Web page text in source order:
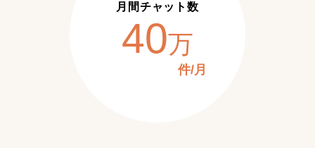
月間チャット数
40万
件/月